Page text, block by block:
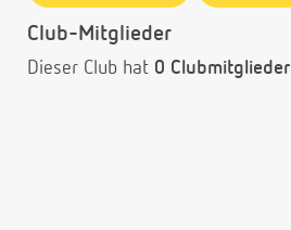
Club-Mitglieder
Dieser Club hat 0 Clubmitglieder